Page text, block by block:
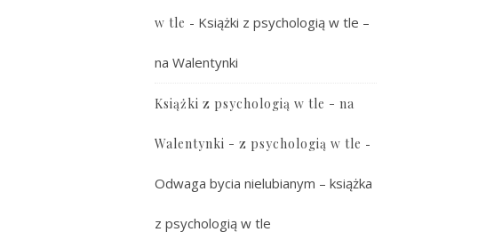
w tle - Książki z psychologią w tle –
na Walentynki
Książki z psychologią w tle - na
Walentynki - z psychologią w tle -
Odwaga bycia nielubianym – książka
z psychologią w tle